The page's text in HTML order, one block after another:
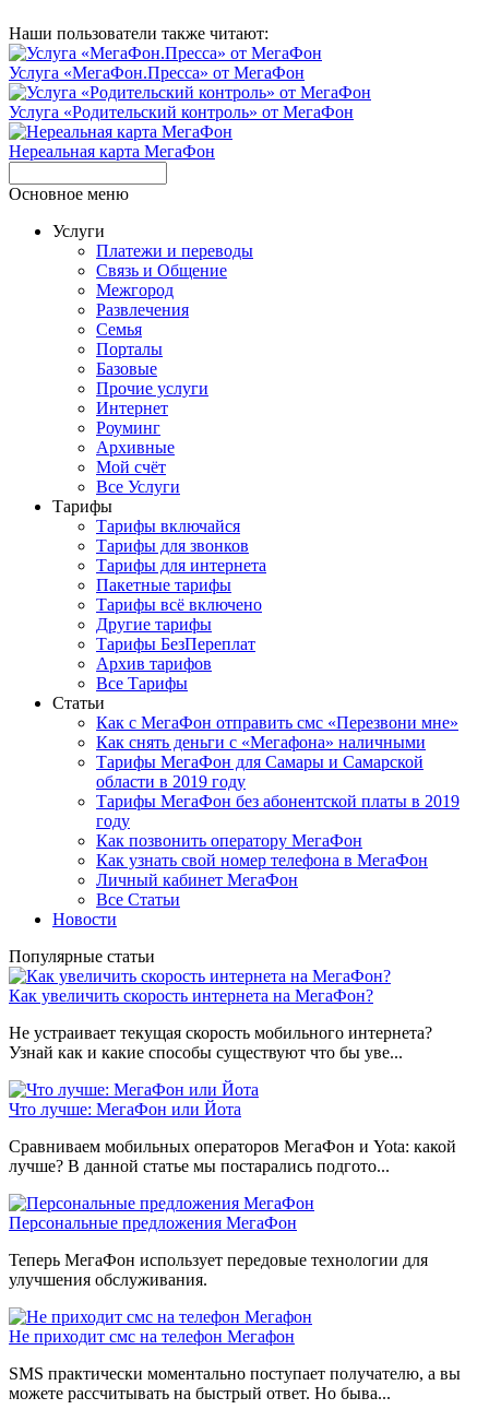
Наши пользователи также читают:
Услуга «МегаФон.Пресса» от МегаФон
Услуга «Родительский контроль» от МегаФон
Нереальная карта МегаФон
Основное меню
Услуги
Платежи и переводы
Связь и Общение
Межгород
Развлечения
Семья
Порталы
Базовые
Прочие услуги
Интернет
Роуминг
Архивные
Мой счёт
Все Услуги
Тарифы
Тарифы включайся
Тарифы для звонков
Тарифы для интернета
Пакетные тарифы
Тарифы всё включено
Другие тарифы
Тарифы БезПереплат
Архив тарифов
Все Тарифы
Статьи
Как с МегаФон отправить смс «Перезвони мне»
Как снять деньги с «Мегафона» наличными
Тарифы МегаФон для Самары и Самарской
области в 2019 году
Тарифы МегаФон без абонентской платы в 2019
году
Как позвонить оператору МегаФон
Как узнать свой номер телефона в МегаФон
Личный кабинет МегаФон
Все Статьи
Новости
Популярные статьи
Как увеличить скорость интернета на МегаФон?
Не устраивает текущая скорость мобильного интернета?
Узнай как и какие способы существуют что бы уве...
Что лучше: МегаФон или Йота
Сравниваем мобильных операторов МегаФон и Yota: какой
лучше? В данной статье мы постарались подгото...
Персональные предложения МегаФон
Теперь МегаФон использует передовые технологии для
улучшения обслуживания.
Не приходит смс на телефон Мегафон
SMS практически моментально поступает получателю, а вы
можете рассчитывать на быстрый ответ. Но быва...